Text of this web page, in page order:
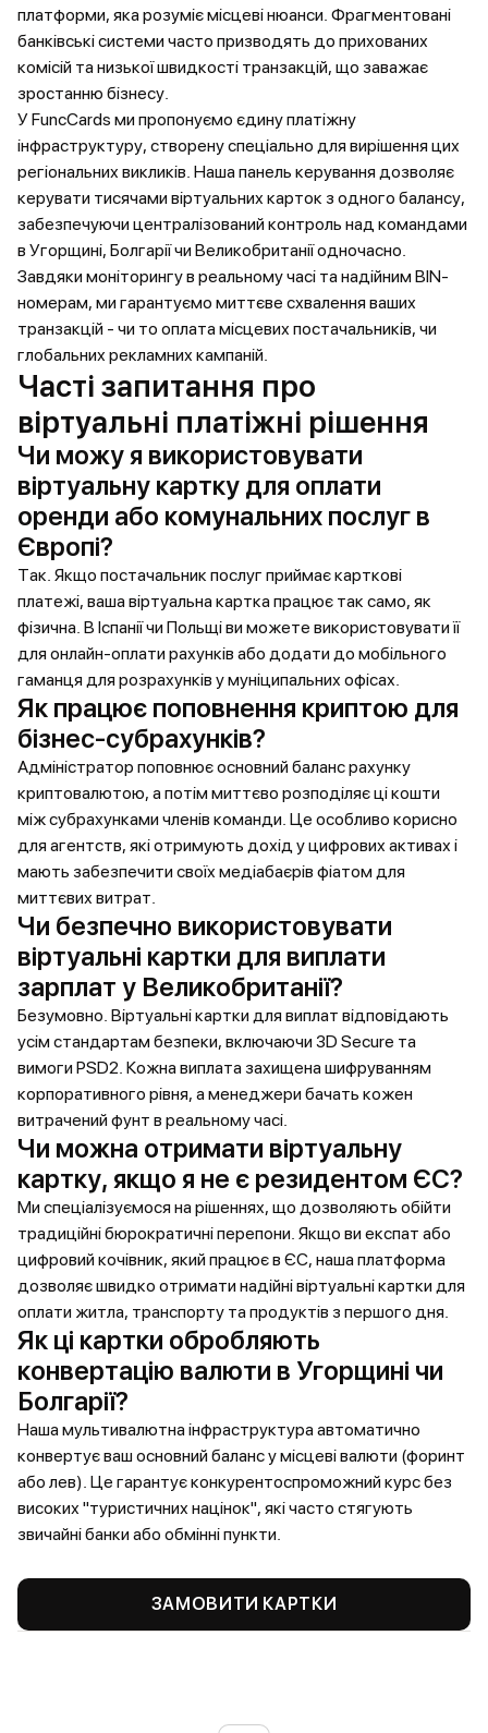
платформи, яка розуміє місцеві нюанси. Фрагментовані
банківські системи часто призводять до прихованих
комісій та низької швидкості транзакцій, що заважає
зростанню бізнесу.
У FuncCards ми пропонуємо єдину платіжну
інфраструктуру, створену спеціально для вирішення цих
регіональних викликів. Наша панель керування дозволяє
керувати тисячами віртуальних карток з одного балансу,
забезпечуючи централізований контроль над командами
в Угорщині, Болгарії чи Великобританії одночасно.
Завдяки моніторингу в реальному часі та надійним BIN-
номерам, ми гарантуємо миттєве схвалення ваших
транзакцій - чи то оплата місцевих постачальників, чи
глобальних рекламних кампаній.
Часті запитання про
віртуальні платіжні рішення
Чи можу я використовувати
віртуальну картку для оплати
оренди або комунальних послуг в
Європі?
Так. Якщо постачальник послуг приймає карткові
платежі, ваша віртуальна картка працює так само, як
фізична. В Іспанії чи Польщі ви можете використовувати її
для онлайн-оплати рахунків або додати до мобільного
гаманця для розрахунків у муніципальних офісах.
Як працює поповнення криптою для
бізнес-субрахунків?
Адміністратор поповнює основний баланс рахунку
криптовалютою, а потім миттєво розподіляє ці кошти
між субрахунками членів команди. Це особливо корисно
для агентств, які отримують дохід у цифрових активах і
мають забезпечити своїх медіабаєрів фіатом для
миттєвих витрат.
Чи безпечно використовувати
віртуальні картки для виплати
зарплат у Великобританії?
Безумовно. Віртуальні картки для виплат відповідають
усім стандартам безпеки, включаючи 3D Secure та
вимоги PSD2. Кожна виплата захищена шифруванням
корпоративного рівня, а менеджери бачать кожен
витрачений фунт в реальному часі.
Чи можна отримати віртуальну
картку, якщо я не є резидентом ЄС?
Ми спеціалізуємося на рішеннях, що дозволяють обійти
традиційні бюрократичні перепони. Якщо ви експат або
цифровий кочівник, який працює в ЄС, наша платформа
дозволяє швидко отримати надійні віртуальні картки для
оплати житла, транспорту та продуктів з першого дня.
Як ці картки обробляють
конвертацію валюти в Угорщині чи
Болгарії?
Наша мультивалютна інфраструктура автоматично
конвертує ваш основний баланс у місцеві валюти (форинт
або лев). Це гарантує конкурентоспроможний курс без
високих "туристичних націнок", які часто стягують
звичайні банки або обмінні пункти.
ЗАМОВИТИ КАРТКИ